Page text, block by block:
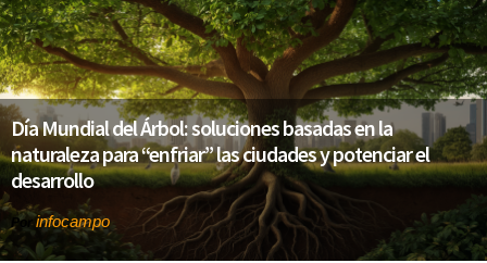
Día Mundial del Árbol: soluciones basadas en la
naturaleza para “enfriar” las ciudades y potenciar el
desarrollo
Por infocampo